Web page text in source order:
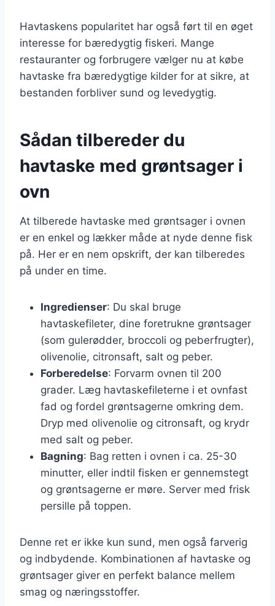
Havtaskens popularitet har også ført til en øget
interesse for bæredygtig fiskeri. Mange
restauranter og forbrugere vælger nu at købe
havtaske fra bæredygtige kilder for at sikre, at
bestanden forbliver sund og levedygtig.
Sådan tilbereder du
havtaske med grøntsager i
ovn
At tilberede havtaske med grøntsager i ovnen
er en enkel og lækker måde at nyde denne fisk
på. Her er en nem opskrift, der kan tilberedes
på under en time.
Ingredienser: Du skal bruge
havtaskefileter, dine foretrukne grøntsager
(som gulerødder, broccoli og peberfrugter),
olivenolie, citronsaft, salt og peber.
Forberedelse: Forvarm ovnen til 200
grader. Læg havtaskefileterne i et ovnfast
fad og fordel grøntsagerne omkring dem.
Dryp med olivenolie og citronsaft, og krydr
med salt og peber.
Bagning: Bag retten i ovnen i ca. 25-30
minutter, eller indtil fisken er gennemstegt
og grøntsagerne er møre. Server med frisk
persille på toppen.
Denne ret er ikke kun sund, men også farverig
og indbydende. Kombinationen af havtaske og
grøntsager giver en perfekt balance mellem
smag og næringsstoffer.